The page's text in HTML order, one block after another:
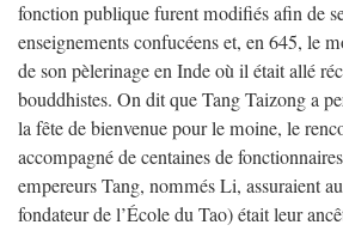
fonction publique furent modifiés afin de
enseignements confucéens et, en 645, le
de son pèlerinage en Inde où il était allé
bouddhistes. On dit que Tang Taizong a
la fête de bienvenue pour le moine, le
accompagné de centaines de
empereurs Tang, nommés Li, assuraient
fondateur de l’École du Tao) était leur